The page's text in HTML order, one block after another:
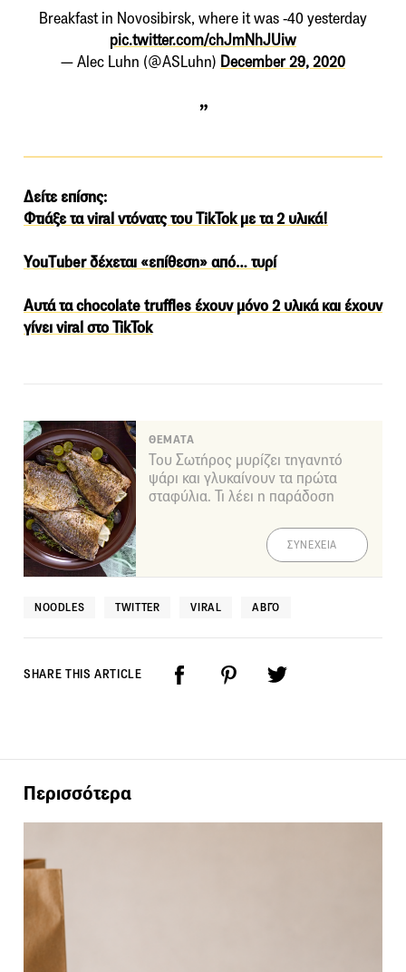
Breakfast in Novosibirsk, where it was -40 yesterday
pic.twitter.com/chJmNhJUiw
— Alec Luhn (@ASLuhn) December 29, 2020
Δείτε επίσης:
Φτιάξε τα viral ντόνατς του ΤikTok με τα 2 υλικά!
YouΤuber δέχεται «επίθεση» από… τυρί
Αυτά τα chocolate truffles έχουν μόνο 2 υλικά και έχουν
γίνει viral στο TikTok
ΘΕΜΑΤΑ
Του Σωτήρος μυρίζει τηγανητό
ψάρι και γλυκαίνουν τα πρώτα
σταφύλια. Τι λέει η παράδοση
ΣΥΝΕΧΕΙΑ
NOODLES TWITTER VIRAL ΑΒΓΌ
SHARE THIS ARTICLE
Περισσότερα